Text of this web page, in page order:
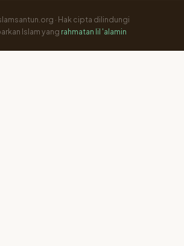
· Hak cipta dilindungi
Islam yang rahmatan lil 'alamin